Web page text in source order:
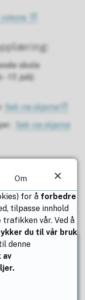
skole
17. juli)
Søk via skjema
Søk via skjema
Om
for å forbedre
tilpasse innhold
vår. Ved å
du til vår bruk
denne
av